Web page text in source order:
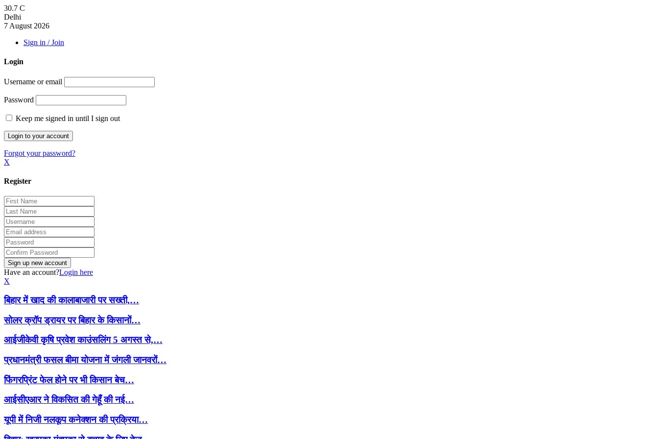
30.7 C
Delhi
7 August 2026
Sign in / Join
Login
Username or email
Password
Keep me signed in until I sign out
Forgot your password?
X
Register
Have an account?Login here
X
बिहार में खाद की कालाबाजारी पर सख्ती,…
सोलर क्रॉप ड्रायर पर बिहार के किसानों…
आईजीकेवी कृषि प्रवेश काउंसलिंग 5 अगस्त से,…
प्रधानमंत्री फसल बीमा योजना में जंगली जानवरों…
फिंगरप्रिंट फेल होने पर भी किसान बेच…
आईसीएआर ने विकसित की गेहूँ की नई…
यूपी में निजी नलकूप कनेक्शन की प्रक्रिया…